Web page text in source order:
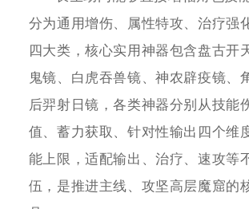
分为通用增伤、属性特攻、治疗强
四大类，核心实用神器包含盘古开
鬼镜、白虎吞兽镜、神农辟疫镜、
后羿射日镜，各类神器分别从技能
值、蓄力获取、针对性输出四个维
能上限，适配输出、治疗、速攻等
伍，是推进主线、攻坚高层魔窟的